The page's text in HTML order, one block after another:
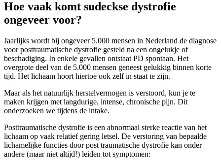
Hoe vaak komt sudeckse dystrofie
ongeveer voor?
Jaarlijks wordt bij ongeveer 5.000 mensen in Nederland de diagnose
voor posttraumatische dystrofie gesteld na een ongelukje of
beschadiging. In enkele gevallen ontstaat PD spontaan. Het
overgrote deel van de 5.000 mensen geneest gelukkig binnen korte
tijd. Het lichaam hoort hiertoe ook zelf in staat te zijn.
Maar als het natuurlijk herstelvermogen is verstoord, kun je te
maken krijgen met langdurige, intense, chronische pijn. Dit
onderzoeken we tijdens de intake.
Posttraumatische dystrofie is een abnormaal sterke reactie van het
lichaam op vaak relatief gering letsel. De verstoring van bepaalde
lichamelijke functies door post traumatische dystrofie kan onder
andere (maar niet altijd!) leiden tot symptomen: